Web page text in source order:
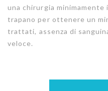
una chirurgia minimamente
trapano per ottenere un
trattati, assenza di
veloce.